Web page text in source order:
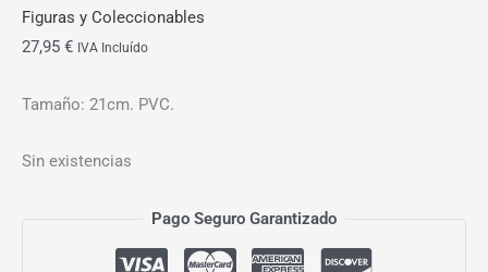
Figuras y Coleccionables
27,95 € IVA Incluído
Tamaño: 21cm. PVC.
Sin existencias
Pago Seguro Garantizado